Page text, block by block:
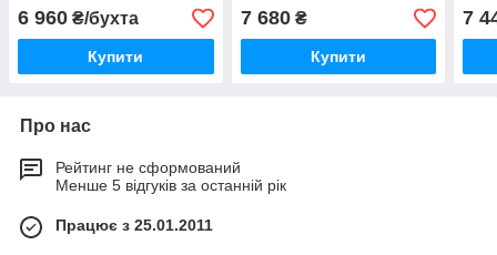
6 960 ₴/бухта
Купити
7 680₴
Купити
7
Про нас
Рейтинг не сформований
Менше 5 відгуків за останній рік
Працює з 25.01.2011